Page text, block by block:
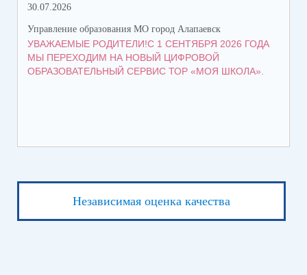
30.07.2026
Управление образования МО город Алапаевск
УВАЖАЕМЫЕ РОДИТЕЛИ!С 1 СЕНТЯБРЯ 2026 ГОДА
МЫ ПЕРЕХОДИМ НА НОВЫЙ ЦИФРОВОЙ
ОБРАЗОВАТЕЛЬНЫЙ СЕРВИС ТОР «МОЯ ШКОЛА».
Независимая оценка качества